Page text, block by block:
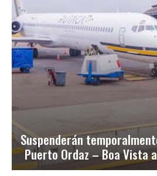
Suspenderán
Puerto Ordaz – Boa Vista